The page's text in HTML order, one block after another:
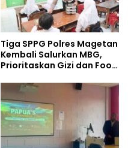
Tiga SPPG Polres Magetan
Kembali Salurkan MBG,
Prioritaskan Gizi dan Food